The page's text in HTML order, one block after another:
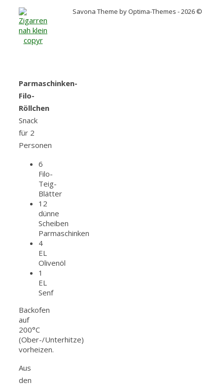
Parmaschinken-
Filo-
Röllchen
Snack
für 2
Personen
6
Filo-
Teig-
Blätter
12
dünne
Scheiben
Parmaschinken
4
EL
Olivenöl
1
EL
Senf
Backofen
auf
200°C
(Ober-/Unterhitze)
vorheizen.
Aus
den
Savona Theme by Optima-Themes - 2026 ©